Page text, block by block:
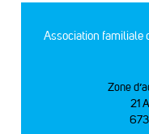
Association familiale
Zone
21